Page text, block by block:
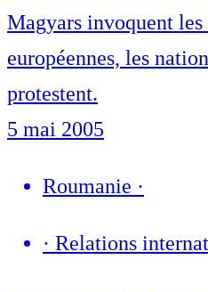
Magyars invoquent
européennes, les
protestent.
5 mai 2005
Roumanie ·
· Relations